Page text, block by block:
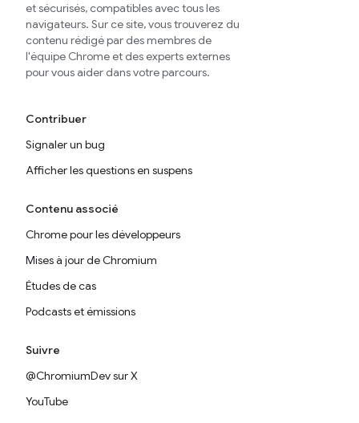
et sécurisés, compatibles avec tous les
navigateurs. Sur ce site, vous trouverez du
contenu rédigé par des membres de
l'équipe Chrome et des experts externes
pour vous aider dans votre parcours.
Contribuer
Signaler un bug
Afficher les questions en suspens
Contenu associé
Chrome pour les développeurs
Mises à jour de Chromium
Études de cas
Podcasts et émissions
Suivre
@ChromiumDev sur X
YouTube